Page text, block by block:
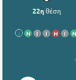
22ηθέση
i Ν Ι Ι Η Ι Ν